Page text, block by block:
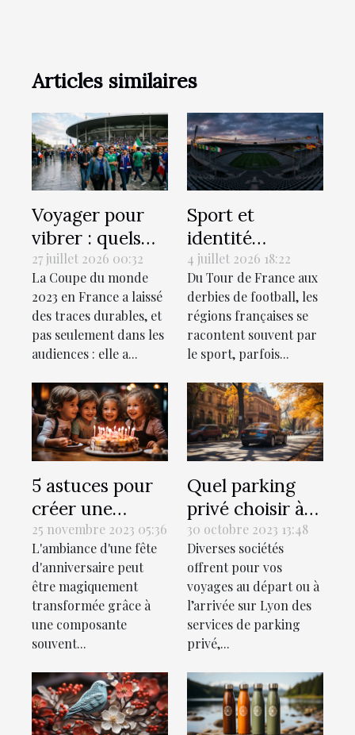
Articles similaires
Voyager pour
vibrer : quels
sont les stades
de rugby à
visiter
absolument ?
27 juillet 2026 00:32
La Coupe du monde
2023 en France a laissé
des traces durables, et
pas seulement dans les
audiences : elle a...
Sport et
identité
régionale : le
match invisible
des territoires
4 juillet 2026 18:22
Du Tour de France aux
derbies de football, les
régions françaises se
racontent souvent par
le sport, parfois...
5 astuces pour
créer une
playlist
personnalisée
pour la fête
d'anniversaire
parfaite
25 novembre 2023 05:36
L'ambiance d'une fête
d'anniversaire peut
être magiquement
transformée grâce à
une composante
souvent...
Quel parking
privé choisir à
Lyon lors de vos
voyages ?
30 octobre 2023 13:48
Diverses sociétés
offrent pour vos
voyages au départ ou à
l’arrivée sur Lyon des
services de parking
privé,...